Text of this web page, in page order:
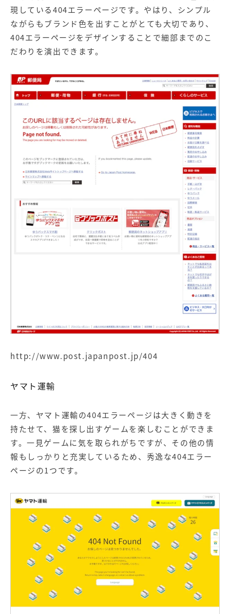
現している404エラーページです。やはり、シンプル
ながらもブランド色を出すことがとても大切であり、
404エラーページをデザインすることで細部までのこ
だわりを演出できます。
http://www.post.japanpost.jp/404
ヤマト運輸
一方、ヤマト運輸の404エラーページは大きく動きを
持たせて、猫を探し出すゲームを楽しむことができま
す。一見ゲームに気を取られがちですが、その他の情
報もしっかりと充実しているため、秀逸な404エラー
ページの1つです。